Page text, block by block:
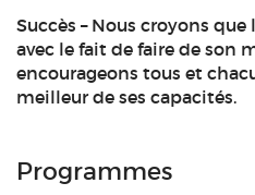
Succès – Nous croyons
avec le fait de faire de son
encourageons tous et
meilleur de ses capacités.
Programmes